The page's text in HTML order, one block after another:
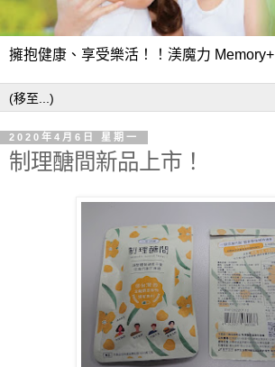
擁抱健康、享受樂活！！渼魔力 Memory+
2020年4月6日 星期一
制理醣間新品上市！